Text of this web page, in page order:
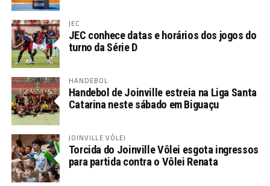
JEC
JEC conhece datas e horários dos jogos do
turno da Série D
HANDEBOL
Handebol de Joinville estreia na Liga Santa
Catarina neste sábado em Biguaçu
JOINVILLE VÔLEI
Torcida do Joinville Vôlei esgota ingressos
para partida contra o Vôlei Renata